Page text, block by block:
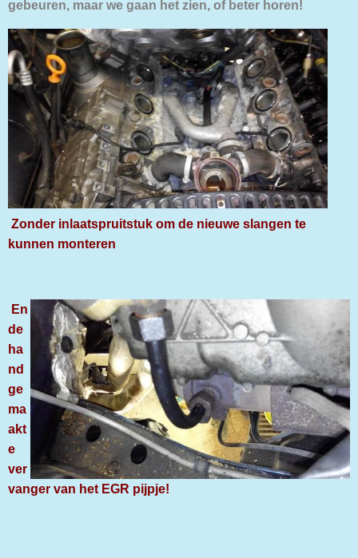
gebeuren, maar we gaan het zien, of beter horen!
Zonder inlaatspruitstuk om de nieuwe slangen te
kunnen monteren
En
de
ha
nd
ge
ma
akt
e
ver
vanger van het EGR pijpje!